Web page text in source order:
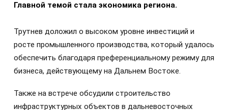
Главной темой стала экономика региона.
Трутнев доложил о высоком уровне инвестиций и
росте промышленного производства, который удалось
обеспечить благодаря преференциальному режиму для
бизнеса, действующему на Дальнем Востоке.
Также на встрече обсудили строительство
инфраструктурных объектов в дальневосточных